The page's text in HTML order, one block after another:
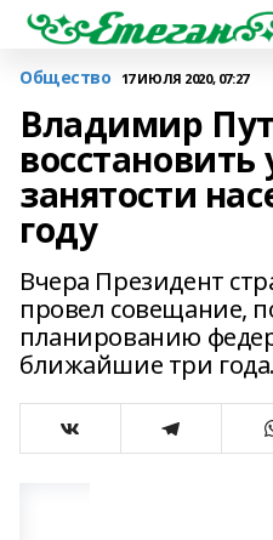
Общество 17 ИЮЛЯ 2020, 07:27
Владимир
восстановить
занятости
году
Вчера Президент
провел совещание,
планированию
ближайшие три года.